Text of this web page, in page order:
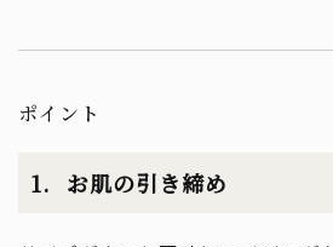
ポイント
お肌の引き締め